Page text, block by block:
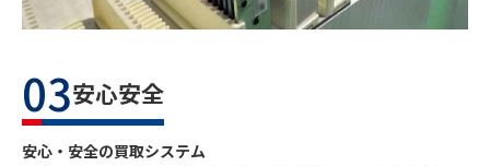
03安心安全
安心・安全の買取システム